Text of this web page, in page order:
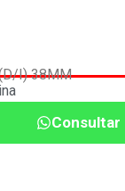
I) 38MM
Consultar